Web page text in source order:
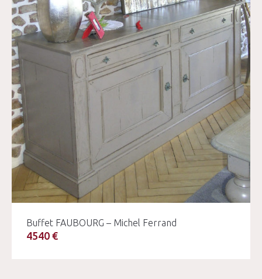
Buffet FAUBOURG – Michel Ferrand
4540 €